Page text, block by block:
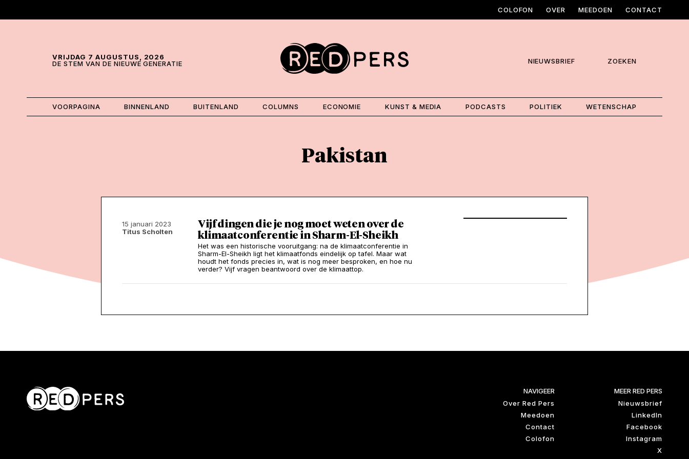
COLOFON OVER MEEDOEN CONTACT
VRIJDAG 7 AUGUSTUS, 2026
DE STEM VAN DE NIEUWE GENERATIE
NIEUWSBRIEF ZOEKEN
VOORPAGINA BINNENLAND BUITENLAND COLUMNS ECONOMIE KUNST & MEDIA PODCASTS POLITIEK WETENSCHAP
Pakistan
15 januari 2023
Titus Scholten
Vijf dingen die je nog moet weten over de
klimaatconferentie in Sharm-El-Sheikh
Het was een historische vooruitgang: na de klimaatconferentie in
Sharm-El-Sheikh ligt het klimaatfonds eindelijk op tafel. Maar wat
houdt het fonds precies in, wat is nog meer besproken, en hoe nu
verder? Vijf vragen beantwoord over de klimaattop.
NAVIGEER
Over Red Pers
Meedoen
Contact
Colofon
MEER RED PERS
Nieuwsbrief
LinkedIn
Facebook
Instagram
X